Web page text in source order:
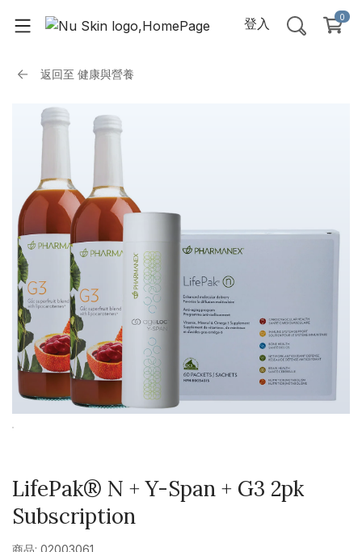
登入 0
返回至 健康與營養
LifePak® N + Y-Span + G3 2pk
Subscription